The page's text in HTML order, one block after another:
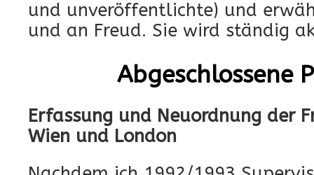
und unveröffentlichte) und
und an Freud. Sie wird ständig
Abgeschlossene
Erfassung und Neuordnung der
Wien und London